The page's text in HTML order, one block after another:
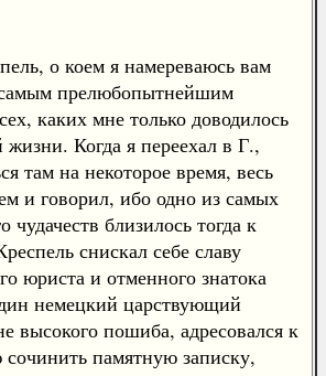
о коем я намереваюсь вам
самым прелюбопытнейшим
каких мне только доводилось
жизни. Когда я переехал в Г.,
там на некоторое время, весь
и говорил, ибо одно из самых
чудачеств близилось тогда к
снискал себе славу
юриста и отменного знатока
немецкий царствующий
высокого пошиба, адресовался к
памятную записку,